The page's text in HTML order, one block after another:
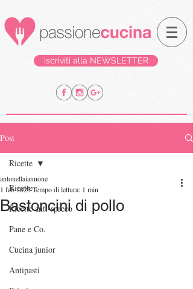
iscriviti alla NEWSLETTER
Post
Ricette
Ricette anti-spreco
Pane e Co.
Cucina junior
Antipasti
Ricette
Bastoncini di pollo
antonellaiannone
1 feb 2025Tempo di lettura: 1 min